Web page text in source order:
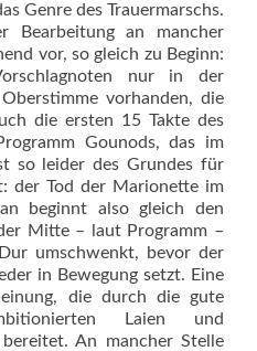
Genre des Trauermarschs.
Bearbeitung an mancher
vor, so gleich zu Beginn:
nur in der
vorhanden, die
die ersten 15 Takte des
Gounods, das im
so leider des Grundes für
der Tod der Marionette im
beginnt also gleich den
Mitte – laut Programm –
umschwenkt, bevor der
in Bewegung setzt. Eine
die durch die gute
Laien und
An mancher Stelle